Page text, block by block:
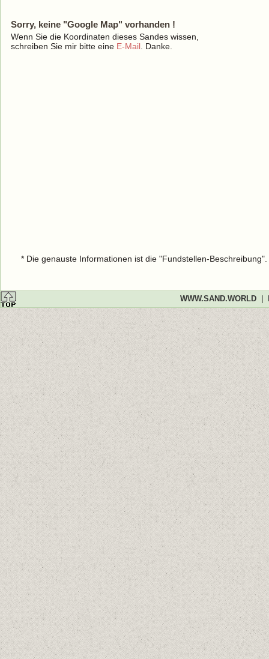
Sorry, keine "Google Map" vorhanden !
Wenn Sie die Koordinaten dieses Sandes wissen,
schreiben Sie mir bitte eine E-Mail . Danke.
* Die genauste Informationen ist die "Fundstellen-
WWW.SAND.WORLD|